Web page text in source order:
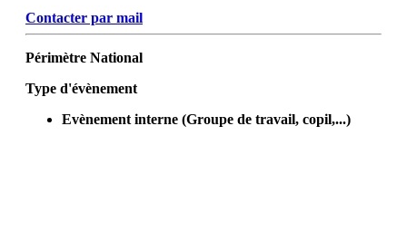
Contacter par mail
Périmètre National
Type d'évènement
Evènement interne (Groupe de travail, copil,...)